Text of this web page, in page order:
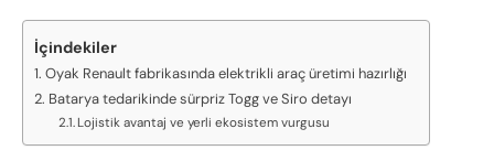
İçindekiler
Oyak Renault fabrikasında elektrikli araç üretimi hazırlığı
Batarya tedarikinde sürpriz Togg ve Siro detayı
Lojistik avantaj ve yerli ekosistem vurgusu